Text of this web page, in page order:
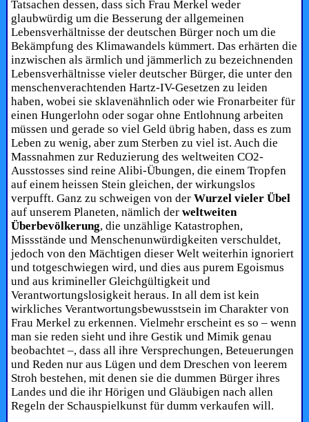
Tatsachen dessen, dass sich Frau Merkel weder
glaubwürdig um die Besserung der allgemeinen
Lebensverhältnisse der deutschen Bürger noch um die
Bekämpfung des Klimawandels kümmert. Das erhärten die
inzwischen als ärmlich und jämmerlich zu bezeichnenden
Lebensverhältnisse vieler deutscher Bürger, die unter den
menschenverachtenden Hartz-IV-Gesetzen zu leiden
haben, wobei sie sklavenähnlich oder wie Fronarbeiter für
einen Hungerlohn oder sogar ohne Entlohnung arbeiten
müssen und gerade so viel Geld übrig haben, dass es zum
Leben zu wenig, aber zum Sterben zu viel ist. Auch die
Massnahmen zur Reduzierung des weltweiten CO2-
Ausstosses sind reine Alibi-Übungen, die einem Tropfen
auf einem heissen Stein gleichen, der wirkungslos
verpufft. Ganz zu schweigen von derWurzel vieler Übel
auf unserem Planeten, nämlich derweltweiten
Überbevölkerung, die unzählige Katastrophen,
Missstände und Menschenunwürdigkeiten verschuldet,
jedoch von den Mächtigen dieser Welt weiterhin ignoriert
und totgeschwiegen wird, und dies aus purem Egoismus
und aus krimineller Gleichgültigkeit und
Verantwortungslosigkeit heraus. In all dem ist kein
wirkliches Verantwortungsbewusstsein im Charakter von
Frau Merkel zu erkennen. Vielmehr erscheint es so – wenn
man sie reden sieht und ihre Gestik und Mimik genau
beobachtet –, dass all ihre Versprechungen, Beteuerungen
und Reden nur aus Lügen und dem Dreschen von leerem
Stroh bestehen, mit denen sie die dummen Bürger ihres
Landes und die ihr Hörigen und Gläubigen nach allen
Regeln der Schauspielkunst für dumm verkaufen will.